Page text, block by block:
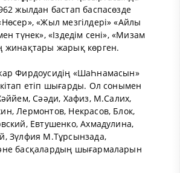
жылдан бастап баспасөзде
«Жыл мезгілдері» «Айлы
түнек», «Іздедім сені», «Мизам
жинақтары жарық көрген.
Фирдоусидің «ШаҺнамасын»
етіп шығарды. Ол сонымен
Сәәди, Хафиз, М.Салих,
Лермонтов, Некрасов, Блок,
Евтушенко, Ахмадулина,
Зүлфия М.Тұрсынзада,
басқалардың шығармаларын